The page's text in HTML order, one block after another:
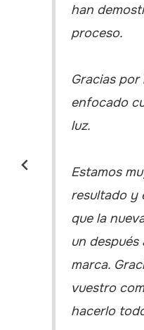
han
proceso.
Gracias
enfocado
luz.
Estamos
resultado y
que la
un
marca.
vuestro
hacerlo